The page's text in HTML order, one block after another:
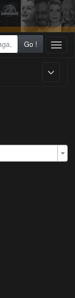
Go !